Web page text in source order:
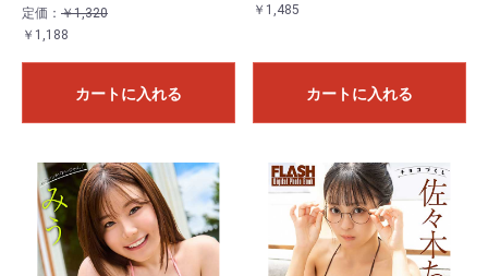
定価： ￥1,320
￥1,188
カートに入れる
￥1,485
カートに入れる